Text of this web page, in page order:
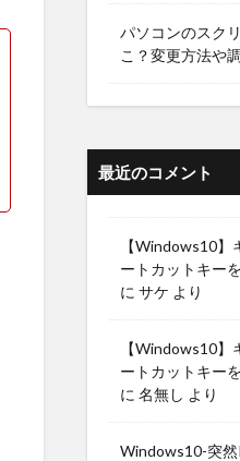
パソコンのスク
こ？変更方法や
最近のコメント
【Windows10
ートカットキー
に サケ より
【Windows10
ートカットキー
に 名無し より
Windows10-突